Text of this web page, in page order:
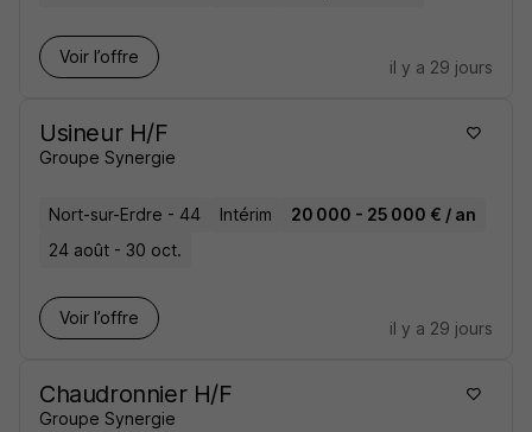
Voir l’offre
il y a 29 jours
Usineur H/F
Groupe Synergie
Nort-sur-Erdre - 44 Intérim
20 000 - 25 000 € / an
24 août - 30 oct.
Voir l’offre
il y a 29 jours
Chaudronnier H/F
Groupe Synergie